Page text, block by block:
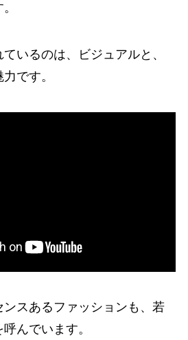
いるのは、ビジュアルと、
です。
スあるファッションも、若
んでいます。